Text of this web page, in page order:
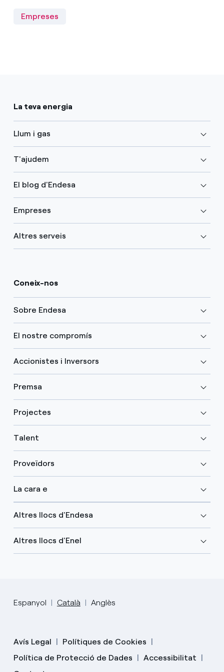
Empreses
La teva energia
Llum i gas
T'ajudem
El blog d'Endesa
Empreses
Altres serveis
Coneix-nos
Sobre Endesa
El nostre compromís
Accionistes i Inversors
Premsa
Projectes
Talent
Proveïdors
La cara e
Altres llocs d'Endesa
Altres llocs d'Enel
Espanyol Català Anglès
Avís Legal
Polítiques de Cookies
Política de Protecció de Dades
Accessibilitat